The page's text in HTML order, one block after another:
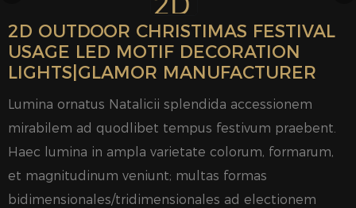
2D OUTDOOR CHRISTIMAS FESTIVAL
USAGE LED MOTIF DECORATION
LIGHTS|GLAMOR MANUFACTURER
Lumina ornatus Natalicii splendida accessionem
mirabilem ad quodlibet tempus festivum praebent.
Haec lumina in ampla varietate colorum, formarum,
et magnitudinum veniunt; multas formas
bidimensionales/tridimensionales ad electionem